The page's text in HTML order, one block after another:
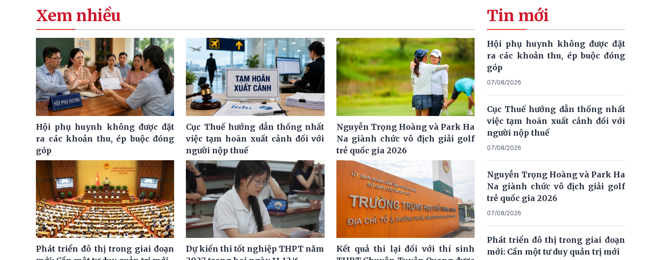
Xem nhiều
Hội phụ huynh không được đặt
ra các khoản thu, ép buộc đóng
góp
Cục Thuế hướng dẫn thống nhất
việc tạm hoãn xuất cảnh đối với
người nộp thuế
Nguyễn Trọng Hoàng và Park Ha
Na giành chức vô địch giải golf
trẻ quốc gia 2026
Phát triển đô thị trong giai đoạn
Dự kiến thi tốt nghiệp THPT năm
Kết quả thi lại đối với thí sinh
Tin mới
Hội phụ huynh không được đặt
ra các khoản thu, ép buộc đóng
góp
07/08/2026
Cục Thuế hướng dẫn thống nhất
việc tạm hoãn xuất cảnh đối với
người nộp thuế
07/08/2026
Nguyễn Trọng Hoàng và Park Ha
Na giành chức vô địch giải golf
trẻ quốc gia 2026
07/08/2026
Phát triển đô thị trong giai đoạn
mới: Cần một tư duy quản trị mới